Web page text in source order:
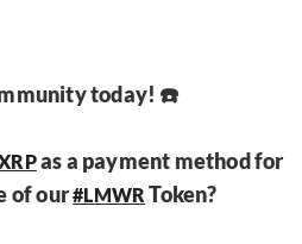
today! ☎️
as a payment method for
of our#LMWR Token?